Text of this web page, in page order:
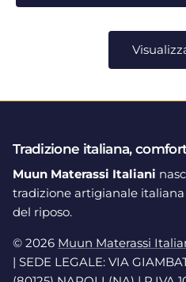
Tradizione italiana,
Muun Materassi Italiani
tradizione artigianale
del riposo.
© 2026 Muun Materassi
| SEDE LEGALE: VIA